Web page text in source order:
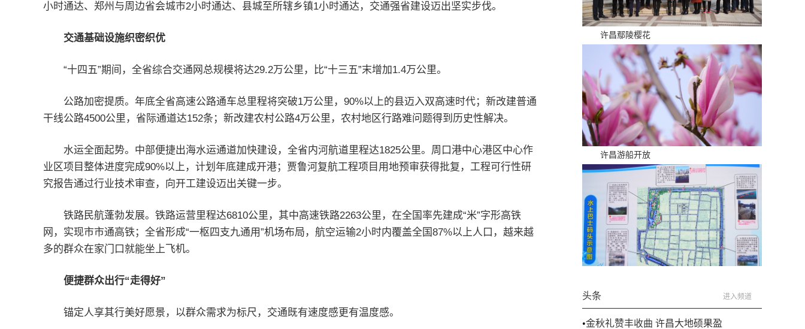
小时通达、郑州与周边省会城市2小时通达、县城至所辖乡镇1小时通达，交通强省建设迈出坚实步伐。
交通基础设施织密织优
“十四五”期间，全省综合交通网总规模将达29.2万公里，比“十三五”末增加1.4万公里。
公路加密提质。年底全省高速公路通车总里程将突破1万公里，90%以上的县迈入双高速时代；新改建普通
干线公路4500公里，省际通道达152条；新改建农村公路4万公里，农村地区行路难问题得到历史性解决。
水运全面起势。中部便捷出海水运通道加快建设，全省内河航道里程达1825公里。周口港中心港区中心作
业区项目整体进度完成90%以上，计划年底建成开港；贾鲁河复航工程项目用地预审获得批复，工程可行性研
究报告通过行业技术审查，向开工建设迈出关键一步。
铁路民航蓬勃发展。铁路运营里程达6810公里，其中高速铁路2263公里，在全国率先建成“米”字形高铁
网，实现市市通高铁；全省形成“一枢四支九通用”机场布局，航空运输2小时内覆盖全国87%以上人口，越来越
多的群众在家门口就能坐上飞机。
便捷群众出行“走得好”
锚定人享其行美好愿景，以群众需求为标尺，交通既有速度感更有温度感。
许昌鄢陵樱花
许昌游船开放
头条 进入频道
•金秋礼赞丰收曲 许昌大地硕果盈